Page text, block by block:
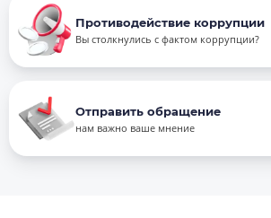
Противодействие коррупции
Вы столкнулись с фактом коррупции?
Отправить обращение
нам важно ваше мнение